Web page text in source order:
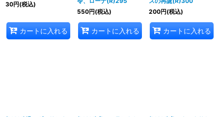
30円(税込)
カートに入れる
550円(税込)
カートに入れる
200円(税込)
カートに入れる